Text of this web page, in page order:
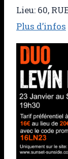
Lieu: 60,
Plus d’infos